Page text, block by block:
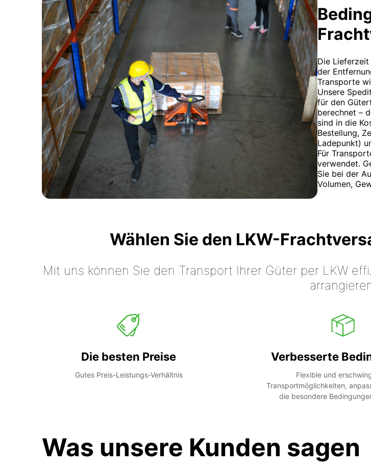
Die
der
Transporte
Unsere
für den
berechnet –
sind in die
Bestellung,
Ladepunkt)
Für
verwendet.
Sie bei der
Volumen,
Wählen Sie den LKW-
Mit uns können Sie den Transport Ihrer Güter per LKW
Die besten Preise
Gutes Preis-Leistungs-Verhältnis
Verbesserte
Flexible und
Transportmöglichkeiten,
die besondere
Was unsere Kunden sagen